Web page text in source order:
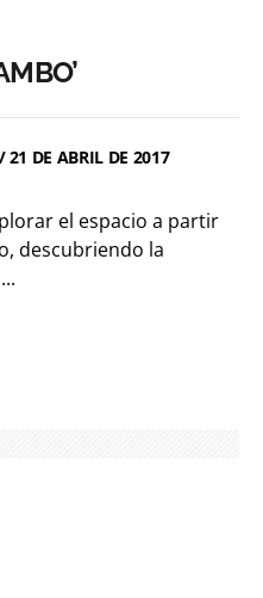
21 DE ABRIL DE 2017
el espacio a partir
descubriendo la